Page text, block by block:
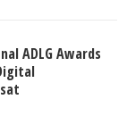
ADLG Awards